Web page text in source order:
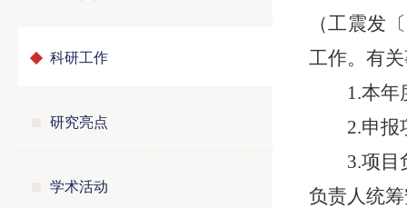
科研工作
研究亮点
学术活动
（工震发
工作。有
1.本
2.申报
3.项目
负责人统